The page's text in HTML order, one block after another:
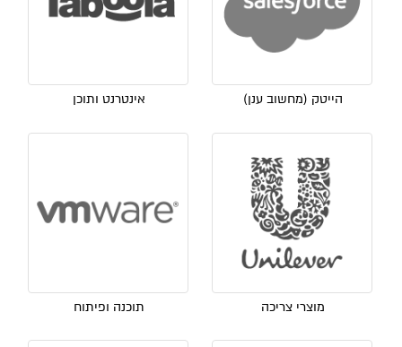
הייטק (מחשוב ענן) אינטרנט ותוכן
מוצרי צריכה תוכנה ופיתוח